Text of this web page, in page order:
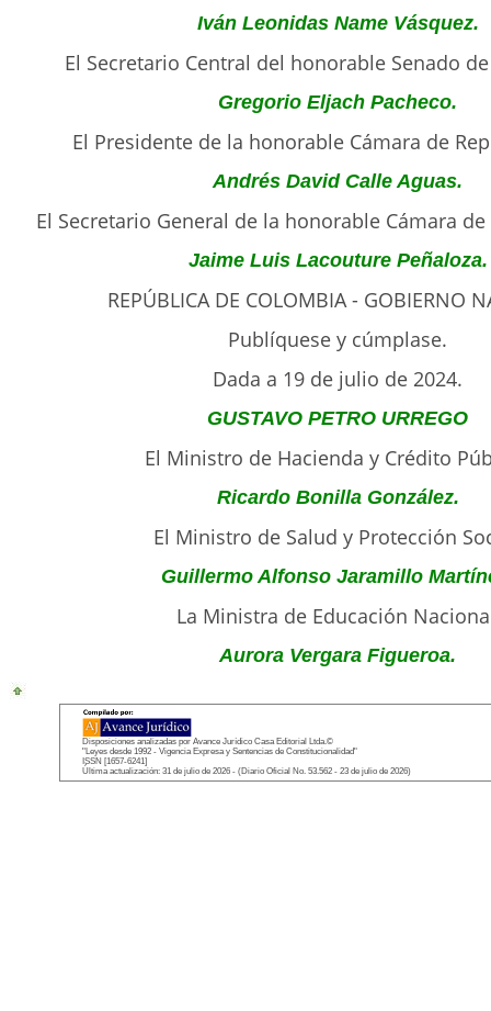
Iván Leonidas Name Vásquez.
El Secretario Central del honorable Senado
Gregorio Eljach Pacheco.
El Presidente de la honorable Cámara de
Andrés David Calle Aguas.
El Secretario General de la honorable Cámara
Jaime Luis Lacouture Peñaloza.
REPÚBLICA DE COLOMBIA - GOBIERNO
Publíquese y cúmplase.
Dada a 19 de julio de 2024.
GUSTAVO PETRO URREGO
El Ministro de Hacienda y Crédito
Ricardo Bonilla González.
El Ministro de Salud y Protección
Guillermo Alfonso Jaramillo
La Ministra de Educación
Aurora Vergara Figueroa.
Disposiciones analizadas por Avance Jurídico Casa Editorial Ltda.©
"Leyes desde 1992 - Vigencia Expresa y Sentencias de Constitucionalidad"
ISSN [1657-6241]
Última actualización: 31 de julio de 2026 - (Diario Oficial No. 53.562 - 23 de julio de 2026)